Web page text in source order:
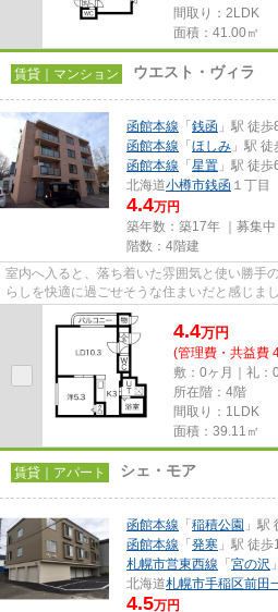
間取り：2LDK
面積：41.00㎡
賃貸｜マンション ウエスト・ヴィラ
函館本線 「 銭函 」駅 徒歩
函館本線 「 ほしみ 」駅
函館本線 「 星置 」駅 徒
北海道小樽市銭函 １丁目
4.4万円
築年数：築17年 ｜募集中
階数：4階建
室内へ入ると、落ち着いた雰囲気と使い勝手
らしを快適に過ごせそうな住まいだと感じました。 約10.3帖のリビング
暮らしではゆったりと、お...
4.4万円
(管理費・共益費
敷：0ヶ月｜礼：
所在階：4階
間取り：1LDK
面積：39.11㎡
賃貸｜アパート シェ・モア
函館本線 「 稲積公園 」駅
函館本線 「 発寒 」駅 徒
札幌市営東西線 「 宮の沢
北海道札幌市手稲区前田
4.5万円